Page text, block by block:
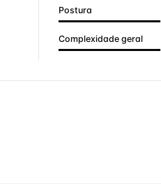
Postura
Complexidade geral